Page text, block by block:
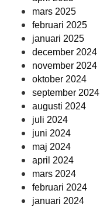
mars 2025
februari 2025
januari 2025
december 2024
november 2024
oktober 2024
september 2024
augusti 2024
juli 2024
juni 2024
maj 2024
april 2024
mars 2024
februari 2024
januari 2024